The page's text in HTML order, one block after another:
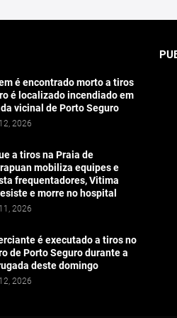
é encontrado morto a tiros
é localizado incendiado em
vicinal de Porto Seguro
2026
a tiros na Praia de
mobiliza equipes e
frequentadores, Vitima
e morre no hospital
2026
é executado a tiros no
de Porto Seguro durante a
deste domingo
2026